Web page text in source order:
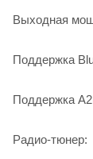
Выходная
Поддержка
Поддержка
Радио-